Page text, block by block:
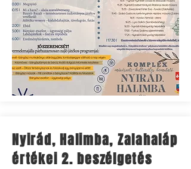
Nyirád, Halimba, Zalahaláp
értékei 2. beszélgetés